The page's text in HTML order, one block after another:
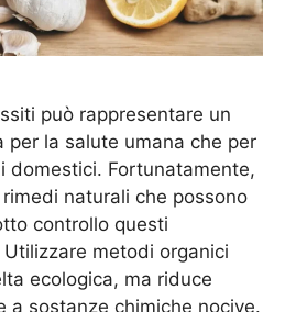
può rappresentare un
per la salute umana che per
domestici. Fortunatamente,
naturali che possono
controllo questi
metodi organici
ecologica, ma riduce
a sostanze chimiche nocive.